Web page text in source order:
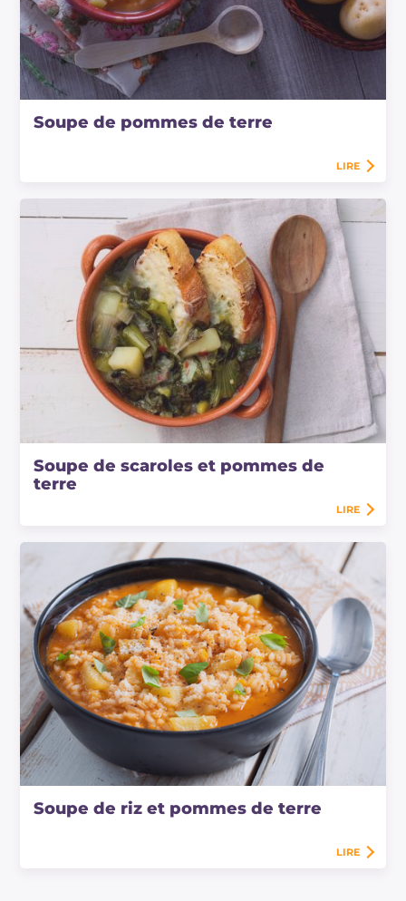
Soupe de pommes de terre
LIRE
Soupe de scaroles et pommes de
terre
LIRE
Soupe de riz et pommes de terre
LIRE